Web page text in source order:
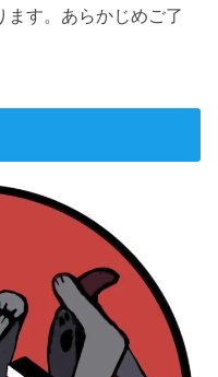
ます。あらかじめご了